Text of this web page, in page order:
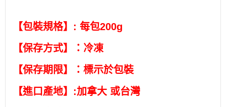
【包裝規格】: 每包200g
【保存方式】：冷凍
【保存期限】：標示於包裝
【進口產地】:加拿大 或台灣